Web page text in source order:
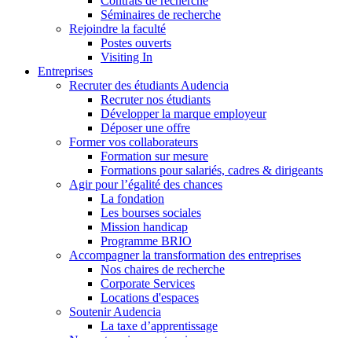
Séminaires de recherche
Rejoindre la faculté
Postes ouverts
Visiting In
Entreprises
Recruter des étudiants Audencia
Recruter nos étudiants
Développer la marque employeur
Déposer une offre
Former vos collaborateurs
Formation sur mesure
Formations pour salariés, cadres & dirigeants
Agir pour l’égalité des chances
La fondation
Les bourses sociales
Mission handicap
Programme BRIO
Accompagner la transformation des entreprises
Nos chaires de recherche
Corporate Services
Locations d'espaces
Soutenir Audencia
La taxe d’apprentissage